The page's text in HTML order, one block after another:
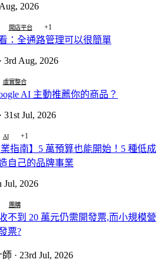
2026
開店平台 +1
：全通路管理可以很簡單
3rd Aug, 2026
虛實整合
AI 主動推薦你的商品？
Jul, 2026
AI +1
業指南】5 萬預算也能開始！5 種低成
自己的品牌事業
Jul, 2026
團購
不到 20 萬元仍需開發票,而小規模營
票?
· 23rd Jul, 2026